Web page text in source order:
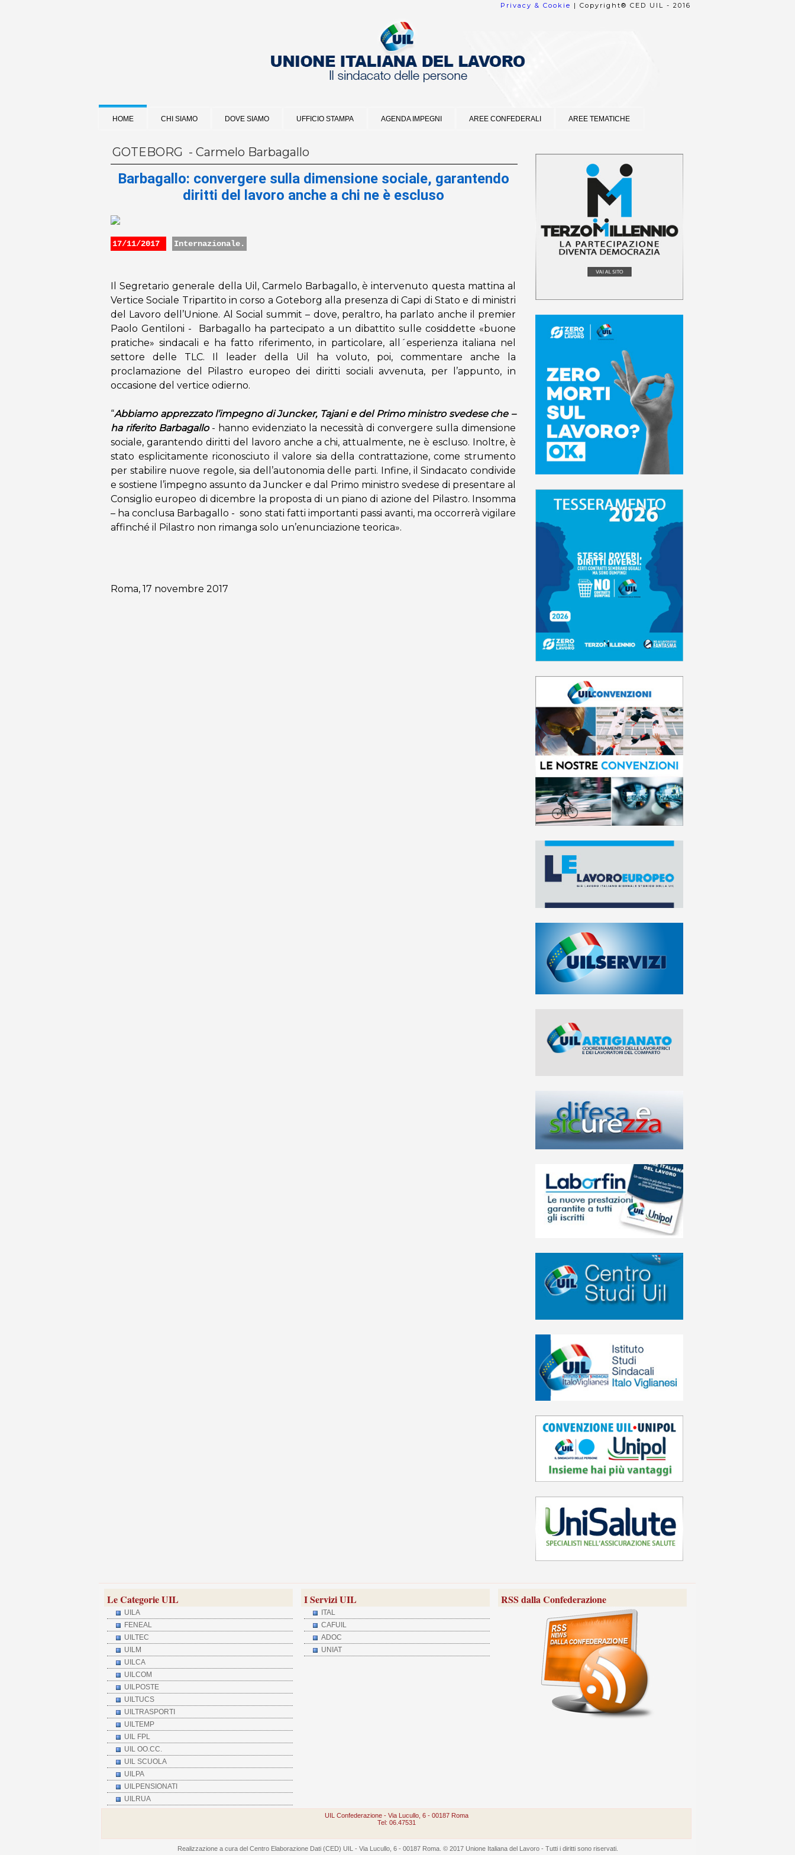
Privacy & Cookie | Copyright® CED UIL - 2016
HOME CHI SIAMO DOVE SIAMO UFFICIO STAMPA AGENDA IMPEGNI AREE CONFEDERALI AREE TEMATICHE
GOTEBORG - Carmelo Barbagallo
Barbagallo: convergere sulla dimensione sociale, garantendo
diritti del lavoro anche a chi ne è escluso
17/11/2017 Internazionale.
Il Segretario generale della Uil, Carmelo Barbagallo, è intervenuto questa mattina al
Vertice Sociale Tripartito in corso a Goteborg alla presenza di Capi di Stato e di ministri
del Lavoro dell’Unione. Al Social summit – dove, peraltro, ha parlato anche il premier
Paolo Gentiloni - Barbagallo ha partecipato a un dibattito sulle cosiddette «buone
pratiche» sindacali e ha fatto riferimento, in particolare, all´esperienza italiana nel
settore delle TLC. Il leader della Uil ha voluto, poi, commentare anche la
proclamazione del Pilastro europeo dei diritti sociali avvenuta, per l’appunto, in
occasione del vertice odierno.
“Abbiamo apprezzato l’impegno di Juncker, Tajani e del Primo ministro svedese che –
ha riferito Barbagallo- hanno evidenziato la necessità di convergere sulla dimensione
sociale, garantendo diritti del lavoro anche a chi, attualmente, ne è escluso. Inoltre, è
stato esplicitamente riconosciuto il valore sia della contrattazione, come strumento
per stabilire nuove regole, sia dell’autonomia delle parti. Infine, il Sindacato condivide
e sostiene l’impegno assunto da Juncker e dal Primo ministro svedese di presentare al
Consiglio europeo di dicembre la proposta di un piano di azione del Pilastro. Insomma
– ha conclusa Barbagallo - sono stati fatti importanti passi avanti, ma occorrerà vigilare
affinché il Pilastro non rimanga solo un’enunciazione teorica».
Roma, 17 novembre 2017
Le Categorie UIL
UILA
FENEAL
UILTEC
UILM
UILCA
UILCOM
UILPOSTE
UILTUCS
UILTRASPORTI
UILTEMP
UIL FPL
UIL OO.CC.
UIL SCUOLA
UILPA
UILPENSIONATI
UILRUA
I Servizi UIL
ITAL
CAFUIL
ADOC
UNIAT
RSS dalla Confederazione
UIL Confederazione - Via Lucullo, 6 - 00187 Roma
Tel: 06.47531
Realizzazione a cura del Centro Elaborazione Dati (CED) UIL - Via Lucullo, 6 - 00187 Roma. © 2017 Unione Italiana del Lavoro - Tutti i diritti sono riservati.